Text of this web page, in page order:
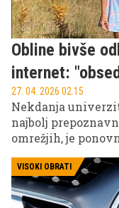
Obline bivše
internet:
27. 04. 2026 02.15
Nekdanja
najbolj
omrežjih, je
VISOKI OBRATI